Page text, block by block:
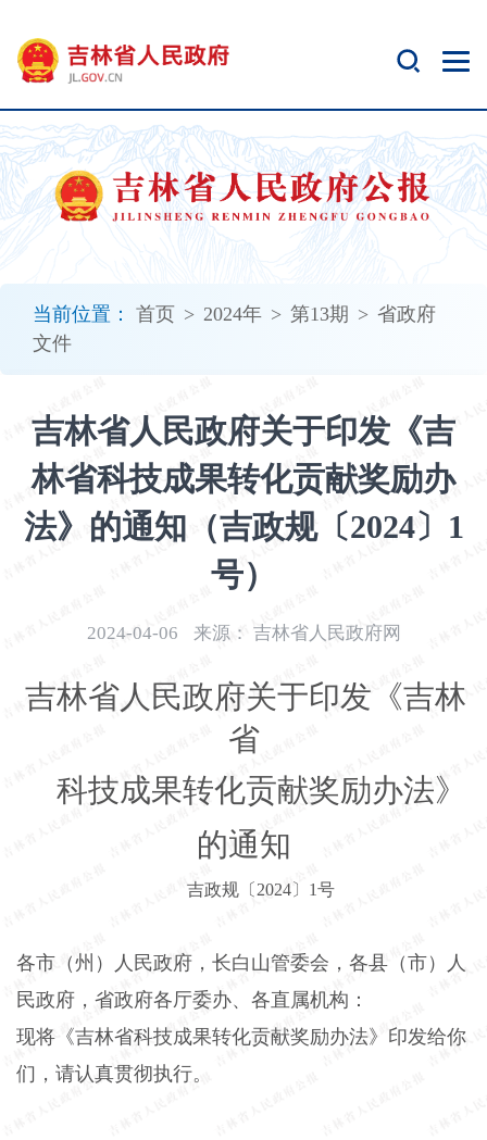
当前位置： 首页 > 2024年 > 第13期 > 省政府
文件
吉林省人民政府关于印发《吉
林省科技成果转化贡献奖励办
法》的通知（吉政规〔2024〕1
号）
2024-04-06 来源： 吉林省人民政府网
吉林省人民政府关于印发《吉林
省
科技成果转化贡献奖励办法》
的通知
吉政规〔2024〕1号
各市（州）人民政府，长白山管委会，各县（市）人
民政府，省政府各厅委办、各直属机构：
现将《吉林省科技成果转化贡献奖励办法》印发给你
们，请认真贯彻执行。
开
无
障
碍
说
明
加